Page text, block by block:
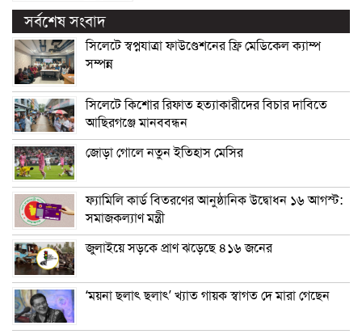
সর্বশেষ সংবাদ
সিলেটে স্বপ্নযাত্রা ফাউণ্ডেশনের ফ্রি মেডিকেল ক্যাম্প
সম্পন্ন
সিলেটে কিশোর রিফাত হত্যাকারীদের বিচার দাবিতে
আছিরগঞ্জে মানববন্ধন
জোড়া গোলে নতুন ইতিহাস মেসির
ফ্যামিলি কার্ড বিতরণের আনুষ্ঠানিক উদ্বোধন ১৬ আগস্ট:
সমাজকল্যাণ মন্ত্রী
জুলাইয়ে সড়কে প্রাণ ঝড়েছে ৪১৬ জনের
‘ময়না ছলাৎ ছলাৎ’ খ্যাত গায়ক স্বাগত দে মারা গেছেন